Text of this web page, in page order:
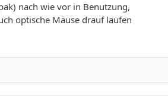
nach wie vor in Benutzung,
optische Mäuse drauf laufen